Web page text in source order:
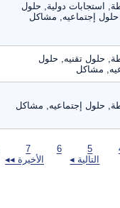
استجابات دولية, حلول
إجتماعيه, مشاكل
حلول تقنيه, حلول
مشاكل
حلول إجتماعيه, مشاكل
التالية ◂
الأخيرة ◂◂